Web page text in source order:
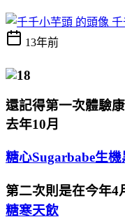
千
13年前
還記得第一次體驗
去年10月
糖心Sugarbabe生
第二次則是在今年4
糖寒天飲